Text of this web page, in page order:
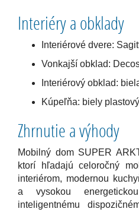
Interiéry a obklady
Interiérové dvere:
Vonkajší obklad:
Interiérový obklad:
Kúpeľňa: biely
Zhrnutie a výhody
Mobilný dom SUPER
ktorí hľadajú celoročný
interiérom, modernou
a vysokou
inteligentnému